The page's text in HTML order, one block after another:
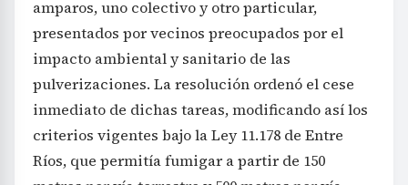
amparos, uno colectivo y otro particular,
presentados por vecinos preocupados por el
impacto ambiental y sanitario de las
pulverizaciones. La resolución ordenó el cese
inmediato de dichas tareas, modificando así los
criterios vigentes bajo la Ley 11.178 de Entre
Ríos, que permitía fumigar a partir de 150